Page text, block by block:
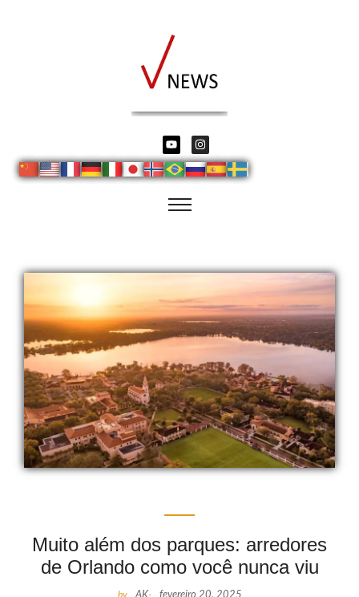
Muito além dos parques: arredores
de Orlando como você nunca viu
by -